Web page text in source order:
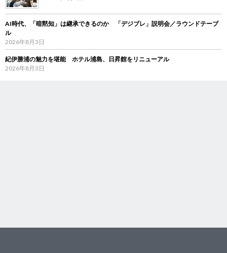
AI時代、「暗黙知」は継承できるのか 「デジブレ」説明会／ラウンドテーブ
ル
2026年8月3日
紀伊勝浦の魅力を堪能 ホテル浦島、日昇館をリニューアル
2026年8月3日